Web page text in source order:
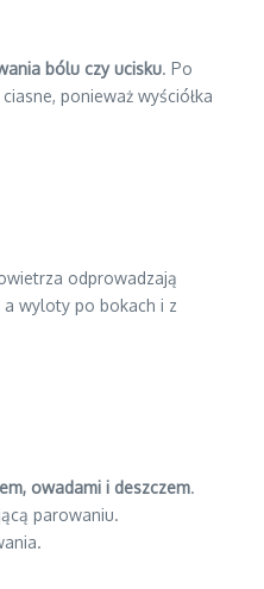
bólu czy ucisku. Po
ponieważ wyściółka
odprowadzają
a wyloty po bokach i z
owadami i deszczem.
parowaniu.